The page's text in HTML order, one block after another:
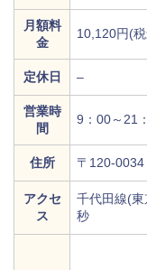
月額料
金
10,120円(
定休日 –
営業時
間
9：00～21
住所 〒120-
アクセ
ス
千代田線(
秒